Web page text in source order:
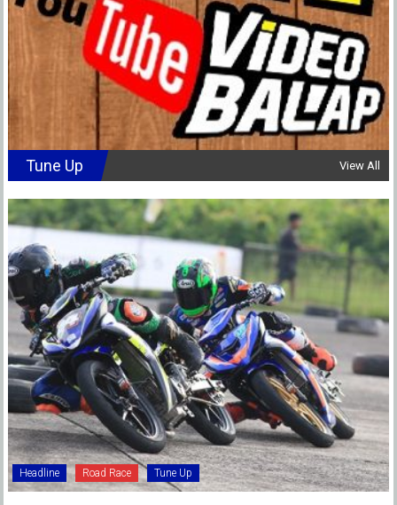
Tune Up View All
Headline Road Race Tune Up